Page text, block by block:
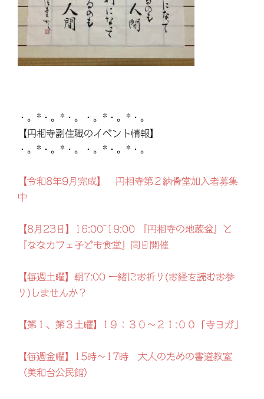
・。*・。*・。・。*・。*・。
【円相寺副住職のイベント情報】
・。*・。*・。・。*・。*・。
【令和8年9月完成】 円相寺第２納骨堂加入者募集
中
【8月23日】16:00~19:00 『円相寺の地蔵盆』と
『ななカフェ子ども食堂』同日開催
【毎週土曜】朝7:00 一緒にお祈り(お経を読むお参
り)しませんか？
【第１、第３土曜】1９：３０～２１:００「寺ヨガ」
【毎週金曜】15時～17時 大人のための書道教室
（美和台公民館）